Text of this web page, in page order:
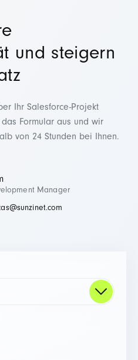
und steigern
Ihr Salesforce-Projekt
Formular aus und wir
von 24 Stunden bei Ihnen.
Manager